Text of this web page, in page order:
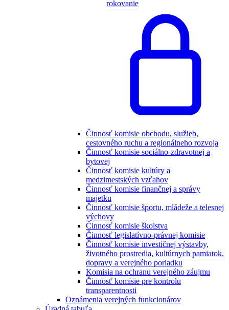
rokovanie
Činnosť komisie obchodu, služieb,
cestovného ruchu a regionálneho rozvoja
Činnosť komisie sociálno-zdravotnej a
bytovej
Činnosť komisie kultúry a
medzimestských vzťahov
Činnosť komisie finančnej a správy
majetku
Činnosť komisie športu, mládeže a telesnej
výchovy
Činnosť komisie školstva
Činnosť legislatívno-právnej komisie
Činnosť komisie investičnej výstavby,
životného prostredia, kultúrnych pamiatok,
dopravy a verejného poriadku
Komisia na ochranu verejného záujmu
Činnosť komisie pre kontrolu
transparentnosti
Oznámenia verejných funkcionárov